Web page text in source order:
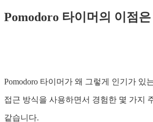
Pomodoro 타이머의 이점
Pomodoro 타이머가 왜 그렇게 인기가 있
접근 방식을 사용하면서 경험한 몇 가지
같습니다.